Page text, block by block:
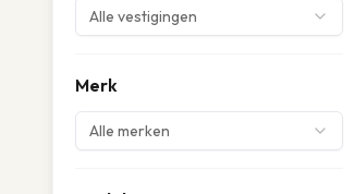
Alle vestigingen
Merk
Alle merken